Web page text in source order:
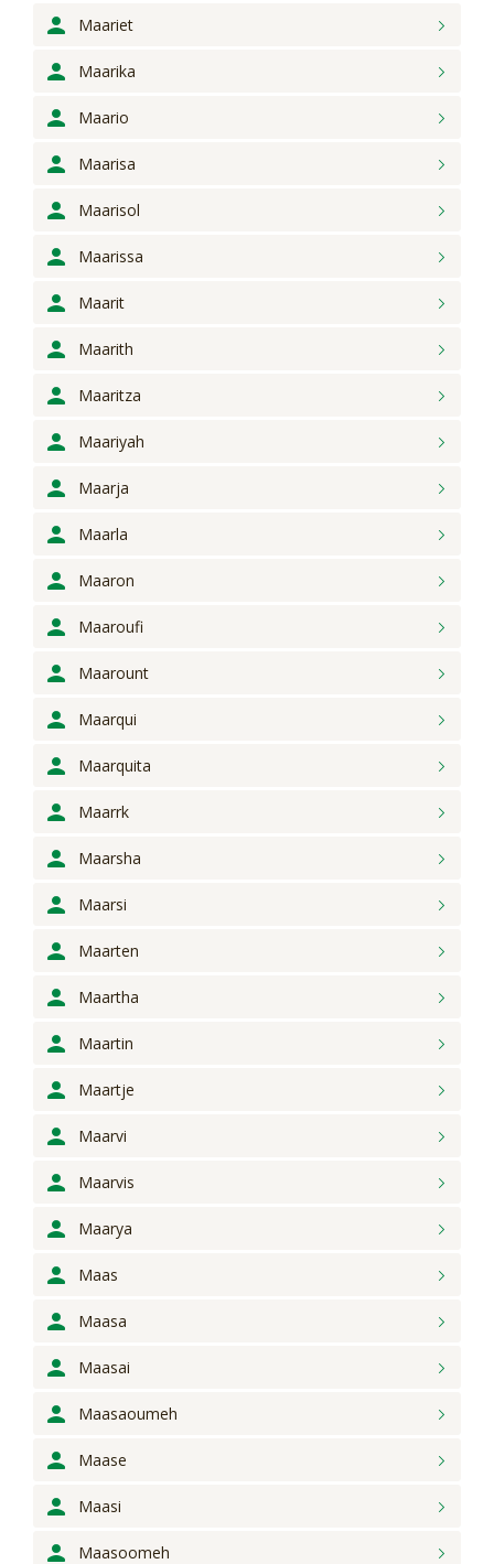
Maariet
Maarika
Maario
Maarisa
Maarisol
Maarissa
Maarit
Maarith
Maaritza
Maariyah
Maarja
Maarla
Maaron
Maaroufi
Maarount
Maarqui
Maarquita
Maarrk
Maarsha
Maarsi
Maarten
Maartha
Maartin
Maartje
Maarvi
Maarvis
Maarya
Maas
Maasa
Maasai
Maasaoumeh
Maase
Maasi
Maasoomeh